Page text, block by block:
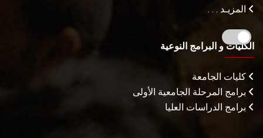
المزيـد . . .
الكليات و البرامج النوعية
كليات الجامعة
برامج المرحلة الجامعية الأولى
برامج الدراسات العليا